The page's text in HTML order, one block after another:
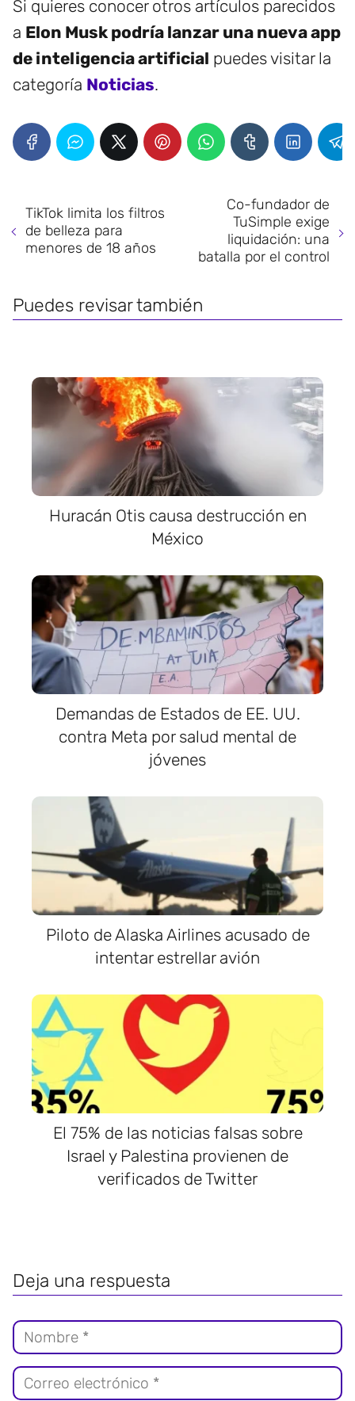
Si quieres conocer otros artículos parecidos
a Elon Musk podría lanzar una nueva app
de inteligencia artificial puedes visitar la
categoría Noticias.
TikTok limita los filtros
de belleza para
menores de 18 años
Co-fundador de
TuSimple exige
liquidación: una
batalla por el control
Puedes revisar también
Huracán Otis causa destrucción en
México
Demandas de Estados de EE. UU.
contra Meta por salud mental de
jóvenes
Piloto de Alaska Airlines acusado de
intentar estrellar avión
El 75% de las noticias falsas sobre
Israel y Palestina provienen de
verificados de Twitter
Deja una respuesta